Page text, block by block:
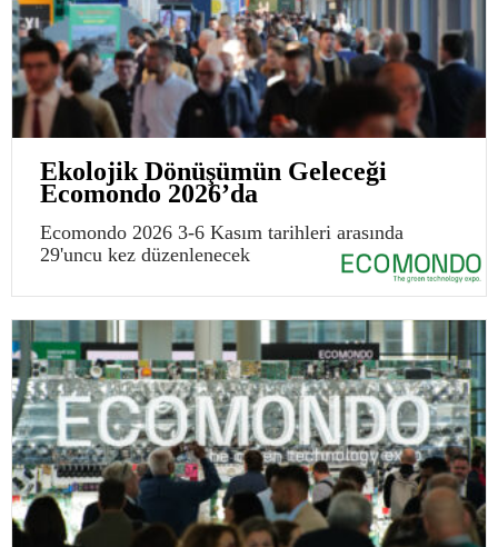
Ekolojik Dönüşümün Geleceği
Ecomondo 2026’da
Ecomondo 2026 3-6 Kasım tarihleri arasında
29'uncu kez düzenlenecek